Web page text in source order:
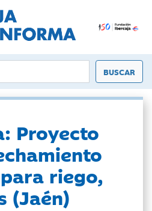
Proyecto
riego,
(Jaén)